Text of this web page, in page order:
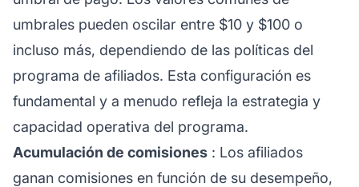
umbrales pueden oscilar entre $10 y $100 o
incluso más, dependiendo de las políticas del
programa de afiliados. Esta configuración es
fundamental y a menudo refleja la estrategia y
capacidad operativa del programa.
Acumulación de comisiones : Los afiliados
ganan comisiones en función de su desempeño,